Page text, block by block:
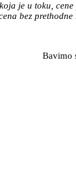
je u toku,
bez
Bavimo